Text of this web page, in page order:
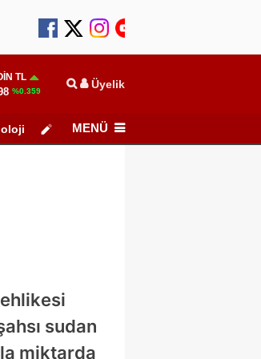
TL
%0.359 Üyelik
Köşe Yazarları
MENÜ
sudan
miktarda